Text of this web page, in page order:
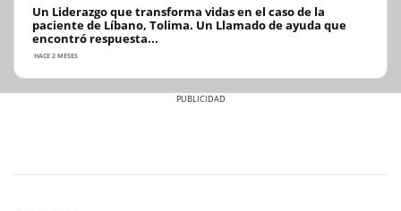
Un Liderazgo que transforma vidas en el caso de la
paciente de Líbano, Tolima. Un Llamado de ayuda que
encontró respuesta...
HACE 2 MESES